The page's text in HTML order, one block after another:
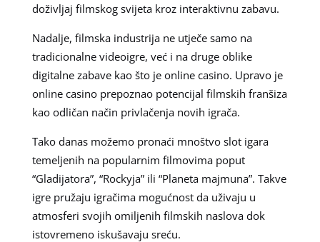
doživljaj filmskog svijeta kroz interaktivnu zabavu.
Nadalje, filmska industrija ne utječe samo na
tradicionalne videoigre, već i na druge oblike
digitalne zabave kao što je online casino. Upravo je
online casino prepoznao potencijal filmskih franšiza
kao odličan način privlačenja novih igrača.
Tako danas možemo pronaći mnoštvo slot igara
temeljenih na popularnim filmovima poput
“Gladijatora”, “Rockyja” ili “Planeta majmuna”. Takve
igre pružaju igračima mogućnost da uživaju u
atmosferi svojih omiljenih filmskih naslova dok
istovremeno iskušavaju sreću.